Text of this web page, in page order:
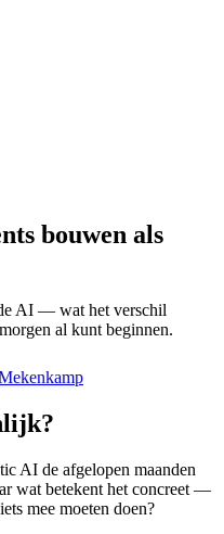
bouwen als
AI — wat het verschil
al kunt beginnen.
AI de afgelopen maanden
wat betekent het concreet —
mee moeten doen?